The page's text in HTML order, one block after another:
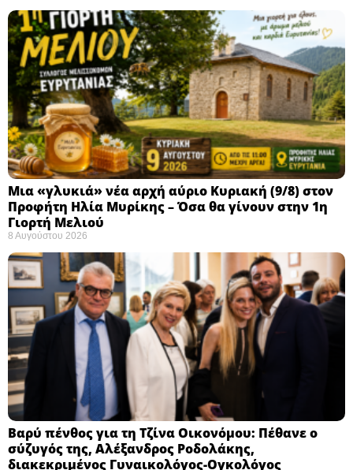
Μια «γλυκιά» νέα αρχή αύριο Κυριακή (9/8) στον
Προφήτη Ηλία Μυρίκης – Όσα θα γίνουν στην 1η
Γιορτή Μελιού
8 Αυγούστου 2026
Βαρύ πένθος για τη Τζίνα Οικονόμου: Πέθανε ο
σύζυγός της, Αλέξανδρος Ροδολάκης,
διακεκριμένος Γυναικολόγος-Ογκολόγος